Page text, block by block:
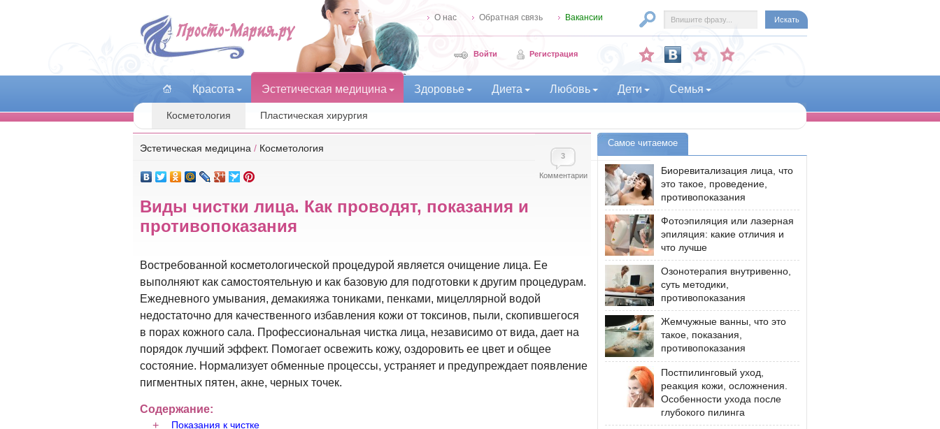
О нас Обратная связь Вакансии
Войти Регистрация
Красота Эстетическая медицина Здоровье Диета Любовь Дети Семья
Косметология Пластическая хирургия
Эстетическая медицина / Косметология
3
Комментарии
Виды чистки лица. Как проводят, показания и
противопоказания
Востребованной косметологической процедурой является очищение лица. Ее
выполняют как самостоятельную и как базовую для подготовки к другим процедурам.
Ежедневного умывания, демакияжа тониками, пенками, мицеллярной водой
недостаточно для качественного избавления кожи от токсинов, пыли, скопившегося
в порах кожного сала. Профессиональная чистка лица, независимо от вида, дает на
порядок лучший эффект. Помогает освежить кожу, оздоровить ее цвет и общее
состояние. Нормализует обменные процессы, устраняет и предупреждает появление
пигментных пятен, акне, черных точек.
Содержание:
Показания к чистке
Самое читаемое
Биоревитализация лица, что
это такое, проведение,
противопоказания
Фотоэпиляция или лазерная
эпиляция: какие отличия и
что лучше
Озонотерапия внутривенно,
суть методики,
противопоказания
Жемчужные ванны, что это
такое, показания,
противопоказания
Постпилинговый уход,
реакция кожи, осложнения.
Особенности ухода после
глубокого пилинга